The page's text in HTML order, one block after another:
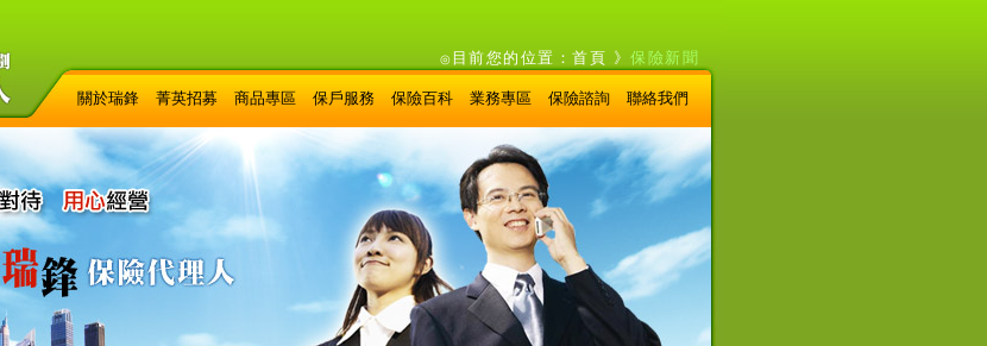
關於瑞鋒 菁英招募 商品專區 保戶服務 保險百科 業務專區 保險諮詢 聯絡我們
◎ 目前您的位置：首頁 》保險新聞